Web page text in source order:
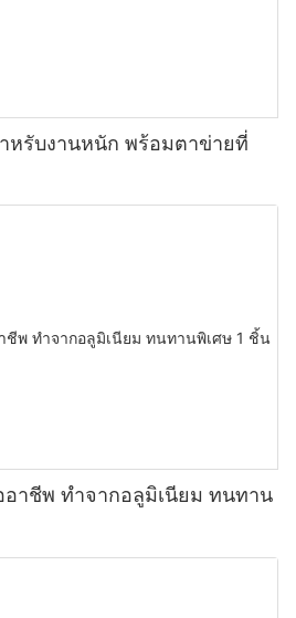
หรับงานหนัก พร้อมตาข่ายที่
อาชีพ ทำจากอลูมิเนียม ทนทาน